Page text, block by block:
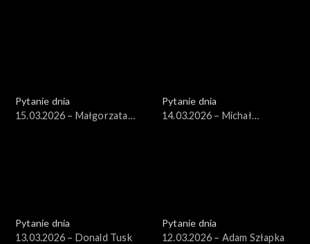
Pytanie dnia
15.03.2026 – Małgorzata
Pytanie dnia
14.03.2026 – Michał
Pytanie dnia
13.03.2026 – Donald Tusk
Pytanie dnia
12.03.2026 – Adam Szłapka